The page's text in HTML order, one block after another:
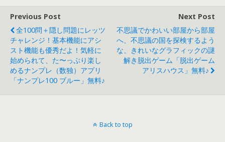
er
d
s
Previous Post
全100問＋隠し問題にレッツ
チャレンジ！基本機能にアシ
スト機能も優秀だよ！気軽に
始められて、た〜っぷり楽し
めるナンプレ（数独）アプリ
「ナンプレ100 ブルー」無料♪
Next Post
不思議でかわいい部屋から部屋
へ、不思議の国を探検するよう
な、きれいなグラフィックの謎
解き脱出ゲーム「脱出ゲーム
アリスハウス」無料♪
Back to top